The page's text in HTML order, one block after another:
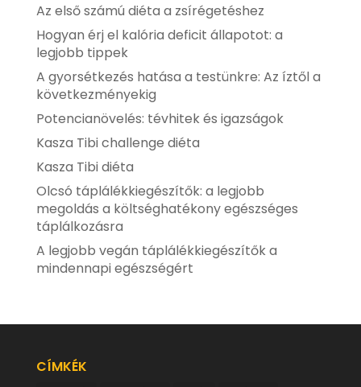
Az első számú diéta a zsírégetéshez
Hogyan érj el kalória deficit állapotot: a
legjobb tippek
A gyorsétkezés hatása a testünkre: Az íztől a
következményekig
Potencianövelés: tévhitek és igazságok
Kasza Tibi challenge diéta
Kasza Tibi diéta
Olcsó táplálékkiegészítők: a legjobb
megoldás a költséghatékony egészséges
táplálkozásra
A legjobb vegán táplálékkiegészítők a
mindennapi egészségért
CÍMKÉK